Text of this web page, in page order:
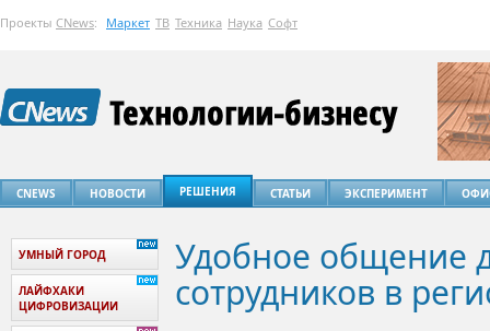
Проекты CNews: Маркет ТВ Техника Наука Софт
CNEWS НОВОСТИ РЕШЕНИЯ СТАТЬИ ЭКСПЕРИМЕНТ
Удобное общение
сотрудников в
УМНЫЙ ГОРОД
ЛАЙФХАКИ
ЦИФРОВИЗАЦИИ